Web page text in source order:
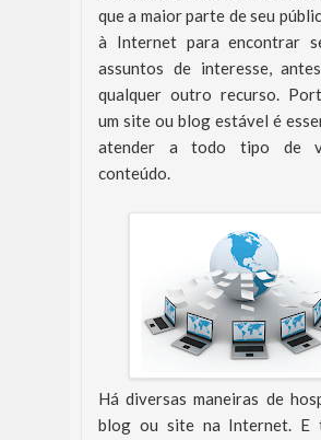
que a maior parte de seu
à Internet para encontrar
assuntos de interesse,
qualquer outro recurso.
um site ou blog estável é
atender a todo tipo de
conteúdo.
Há diversas maneiras de
blog ou site na Internet. E